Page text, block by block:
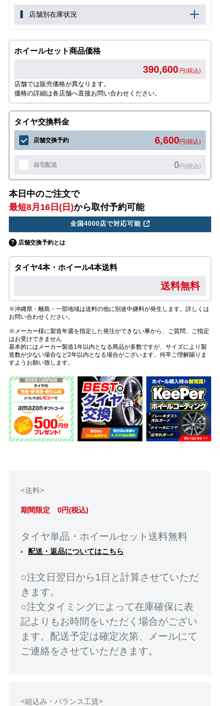
店舗別在庫状況
ホイールセット商品価格
390,600 円(税込)
店舗では販売価格が異なります。
価格の詳細は各店舗へ直接お問い合わせください。
タイヤ交換料金
店舗交換予約 6,600円(税込)
自宅配送 0円(税込)
本日中のご注文で
最短8月16日(日)から取付予約可能
全国4000店で対応可能
店舗交換予約とは
タイヤ4本・ホイール4本送料
送料無料
※沖縄県・離島・一部地域は送料の他に別途中継料が発生します。詳しくは
お問い合わせください。
※メーカー様に製造年週を指定した発注ができない事から、ご質問、ご指定
はお受けできません
基本的にはメーカー製造1年以内となる商品が多数ですが、サイズにより製
造数が少ない場合など2年以内となる場合がございます。何卒ご理解賜りま
すようお願い致します。
<送料>
期間限定 0円(税込)
タイヤ単品・ホイールセット送料無料
配送・返品についてはこちら
○注文日翌日から1日と計算させていただ
きます。
○注文タイミングによって在庫確保に表
記よりもお時間をいただく場合がござい
ます。配送予定は確定次第、メールにて
ご連絡をさせていただきます。
<組込み・バランス工賃>